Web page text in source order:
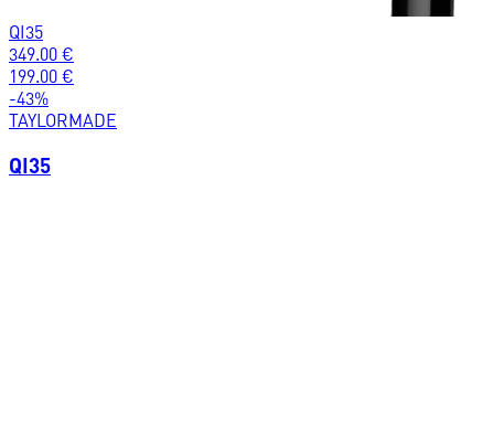
QI35
349.00 €
199.00 €
-43%
TAYLORMADE
QI35